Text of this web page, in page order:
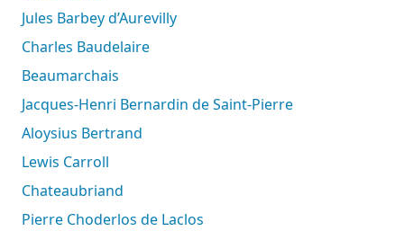
Jules Barbey d’Aurevilly
Charles Baudelaire
Beaumarchais
Jacques-Henri Bernardin de Saint-Pierre
Aloysius Bertrand
Lewis Carroll
Chateaubriand
Pierre Choderlos de Laclos